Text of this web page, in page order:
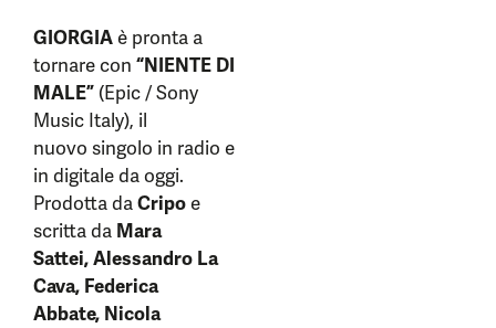
GIORGIAè pronta a
tornare con “NIENTE DI
MALE” (Epic / Sony
Music Italy), il
nuovo singolo in radio e
in digitale da oggi.
Prodotta daCripoe
scritta da Mara
Sattei, Alessandro La
Cava, Federica
Abbate, Nicola